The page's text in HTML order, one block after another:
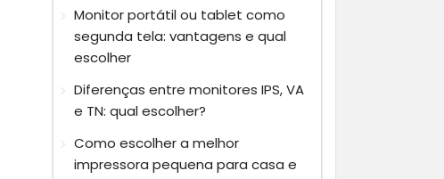
Monitor portátil ou tablet como
segunda tela: vantagens e qual
escolher
Diferenças entre monitores IPS, VA
e TN: qual escolher?
Como escolher a melhor
impressora pequena para casa e